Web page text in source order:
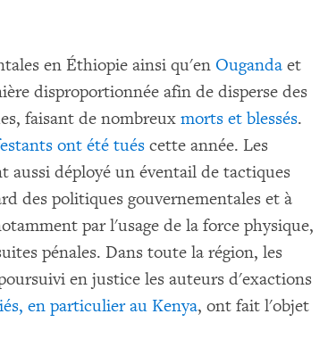
en Éthiopie ainsi qu'en Ouganda et
disproportionnée afin de disperse des
faisant de nombreux morts et blessés.
ont été tués cette année. Les
aussi déployé un éventail de tactiques
des politiques gouvernementales et à
par l'usage de la force physique,
pénales. Dans toute la région, les
en justice les auteurs d'exactions
en particulier au Kenya, ont fait l'objet